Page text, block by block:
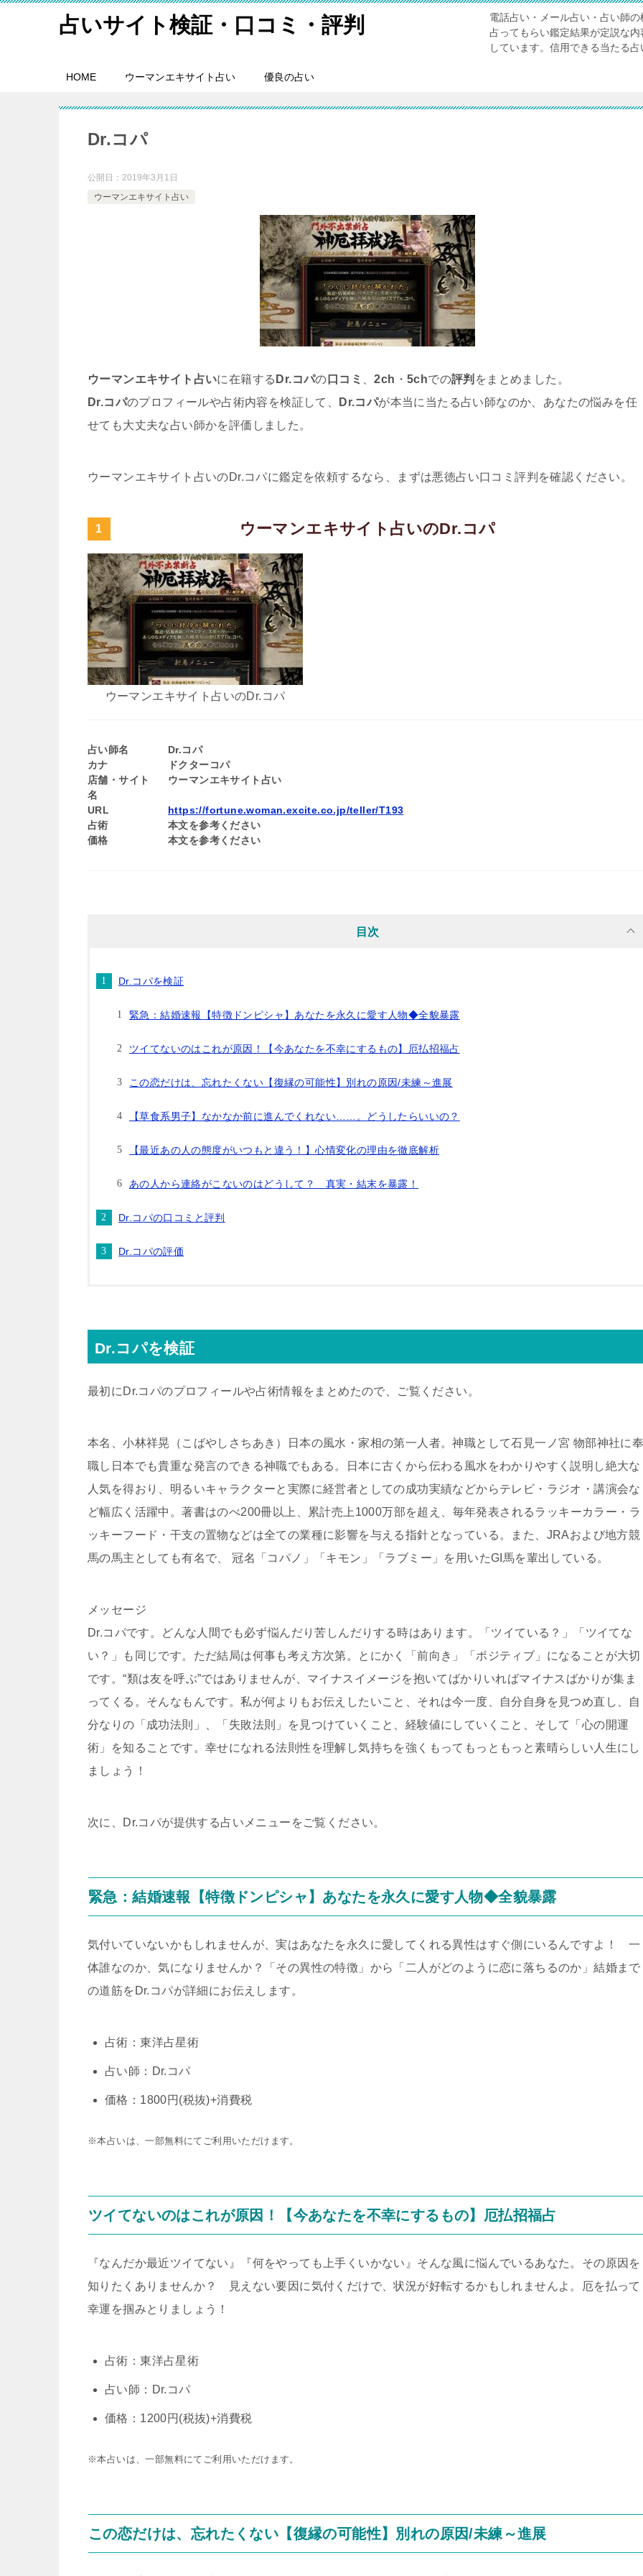
占いサイト検証・口コミ・評判
電話占い・メール占い・占い師
占ってもらい鑑定結果が定説な
しています。信用できる当たる
HOME ウーマンエキサイト占い 優良の占い
Dr.コパ
公開日： 2019年3月1日
ウーマンエキサイト占い
ウーマンエキサイト占いに在籍する Dr.コパの 口コミ 、2ch ・5chでの評判 をまとめました。
Dr.コパのプロフィールや占術内容を検証して、 Dr.コパが本当に当たる占い師なのか、あなたの悩みを任
せても大丈夫な占い師かを評価しました。
ウーマンエキサイト占いのDr.コパに鑑定を依頼するなら、まずは悪徳占い口コミ評判を確認ください。
ウーマンエキサイト占いのDr.コパ
ウーマンエキサイト占いのDr.コパ
占い師名
Dr.コパ
カナ
ドクターコパ
店舗・サイト
名
ウーマンエキサイト占い
URL
https://fortune.woman.excite.co.jp/teller/T193
占術
本文を参考ください
価格
本文を参考ください
目次
Dr.コパを検証
緊急：結婚速報【特徴ドンピシャ】あなたを永久に愛す人物◆全貌暴露
ツイてないのはこれが原因！【今あなたを不幸にするもの】厄払招福占
この恋だけは、忘れたくない【復縁の可能性】別れの原因/未練～進展
【草食系男子】なかなか前に進んでくれない……。どうしたらいいの？
【最近あの人の態度がいつもと違う！】心情変化の理由を徹底解析
あの人から連絡がこないのはどうして？ 真実・結末を暴露！
Dr.コパの口コミと評判
Dr.コパの評価
Dr.コパを検証
最初にDr.コパのプロフィールや占術情報をまとめたので、ご覧ください。
本名、小林祥晃（こばやしさちあき）日本の風水・家相の第一人者。神職として石見一ノ宮 物部神社に
職し日本でも貴重な発言のできる神職でもある。日本に古くから伝わる風水をわかりやすく説明し絶大な
人気を得おり、明るいキャラクターと実際に経営者としての成功実績などからテレビ・ラジオ・講演会な
ど幅広く活躍中。著書はのべ200冊以上、累計売上1000万部を超え、毎年発表されるラッキーカラー・ラ
ッキーフード・干支の置物などは全ての業種に影響を与える指針となっている。また、JRAおよび地方競
馬の馬主としても有名で、 冠名「コパノ」「キモン」「ラブミー」を用いたGI馬を輩出している。
メッセージ
Dr.コパです。どんな人間でも必ず悩んだり苦しんだりする時はあります。「ツイている？」「ツイてな
い？」も同じです。ただ結局は何事も考え方次第。とにかく「前向き」「ポジティブ」になることが大切
です。“類は友を呼ぶ”ではありませんが、マイナスイメージを抱いてばかりいればマイナスばかりが集ま
ってくる。そんなもんです。私が何よりもお伝えしたいこと、それは今一度、自分自身を見つめ直し、自
分なりの「成功法則」、「失敗法則」を見つけていくこと、経験値にしていくこと、そして「心の開運
術」を知ることです。幸せになれる法則性を理解し気持ちを強くもってもっともっと素晴らしい人生にし
ましょう！
次に、Dr.コパが提供する占いメニューをご覧ください。
緊急：結婚速報【特徴ドンピシャ】あなたを永久に愛す人物◆全貌暴露
気付いていないかもしれませんが、実はあなたを永久に愛してくれる異性はすぐ側にいるんですよ！ 一
体誰なのか、気になりませんか？「その異性の特徴」から「二人がどのように恋に落ちるのか」結婚まで
の道筋をDr.コパが詳細にお伝えします。
占術：東洋占星術
占い師：Dr.コパ
価格：1800円(税抜)+消費税
※本占いは、一部無料にてご利用いただけます。
ツイてないのはこれが原因！【今あなたを不幸にするもの】厄払招福占
『なんだか最近ツイてない』『何をやっても上手くいかない』そんな風に悩んでいるあなた。その原因を
知りたくありませんか？ 見えない要因に気付くだけで、状況が好転するかもしれませんよ。厄を払って
幸運を掴みとりましょう！
占術：東洋占星術
占い師：Dr.コパ
価格：1200円(税抜)+消費税
※本占いは、一部無料にてご利用いただけます。
この恋だけは、忘れたくない【復縁の可能性】別れの原因/未練～進展